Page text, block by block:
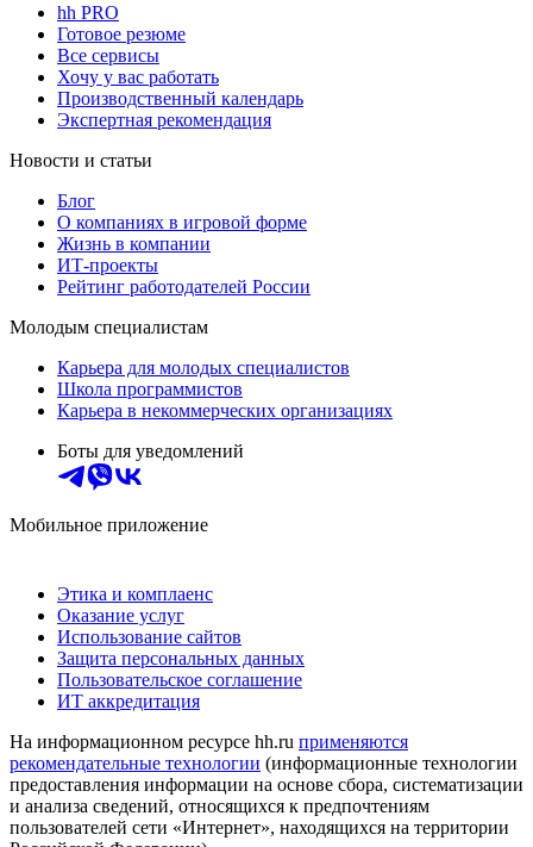
hh PRO
Готовое резюме
Все сервисы
Хочу у вас работать
Производственный календарь
Экспертная рекомендация
Новости и статьи
Блог
О компаниях в игровой форме
Жизнь в компании
ИТ-проекты
Рейтинг работодателей России
Молодым специалистам
Карьера для молодых специалистов
Школа программистов
Карьера в некоммерческих организациях
Боты для уведомлений
Мобильное приложение
Этика и комплаенс
Оказание услуг
Использование сайтов
Защита персональных данных
Пользовательское соглашение
ИТ аккредитация
На информационном ресурсе hh.ru применяются
рекомендательные технологии (информационные технологии
предоставления информации на основе сбора, систематизации
и анализа сведений, относящихся к предпочтениям
пользователей сети «Интернет», находящихся на территории